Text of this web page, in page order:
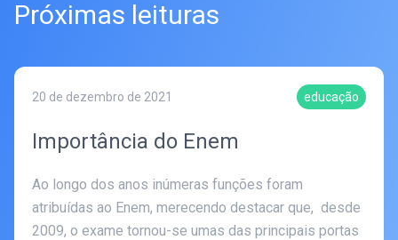
Próximas leituras
20 de dezembro de 2021 educação
Importância do Enem
Ao longo dos anos inúmeras funções foram
atribuídas ao Enem, merecendo destacar que, desde
2009, o exame tornou-se umas das principais portas